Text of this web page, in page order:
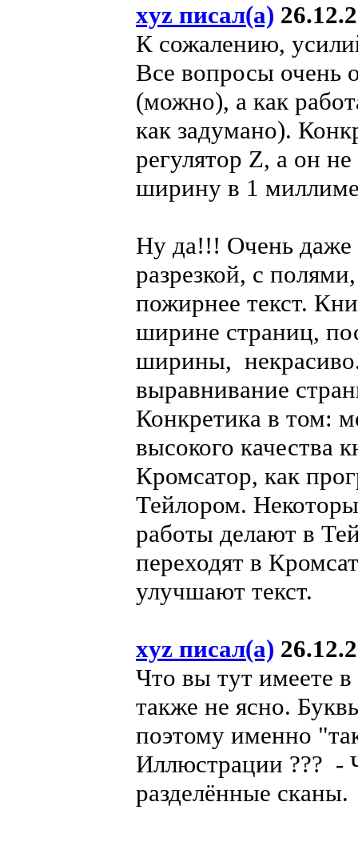
xyz писал(а)
К сожалению,
Все вопросы очень
(можно), а как
как задумано).
регулятор Z, а он
ширину в 1
Ну да!!! Очень даже
разрезкой, с
пожирнее текст.
ширине страниц,
ширины, некрасиво.
выравнивание
Конкретика в том:
высокого качества
Кромсатор, как
Тейлором.
работы делают в
переходят в
улучшают текст.
xyz писал(а)
Что вы тут имеете
также не ясно.
поэтому именно
Иллюстрации ??? -
разделённые сканы.